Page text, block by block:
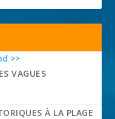
>>
VAGUES
À LA PLAGE